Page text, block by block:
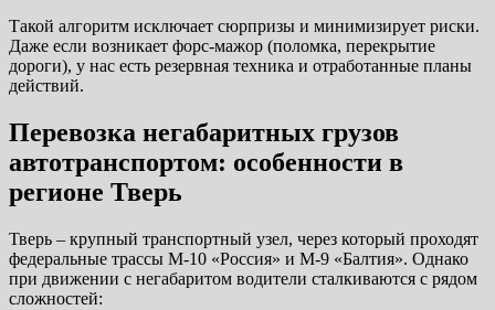
Такой алгоритм исключает сюрпризы и минимизирует риски.
Даже если возникает форс-мажор (поломка, перекрытие
дороги), у нас есть резервная техника и отработанные планы
действий.
Перевозка негабаритных грузов
автотранспортом: особенности в
регионе Тверь
Тверь – крупный транспортный узел, через который проходят
федеральные трассы М-10 «Россия» и М-9 «Балтия». Однако
при движении с негабаритом водители сталкиваются с рядом
сложностей: